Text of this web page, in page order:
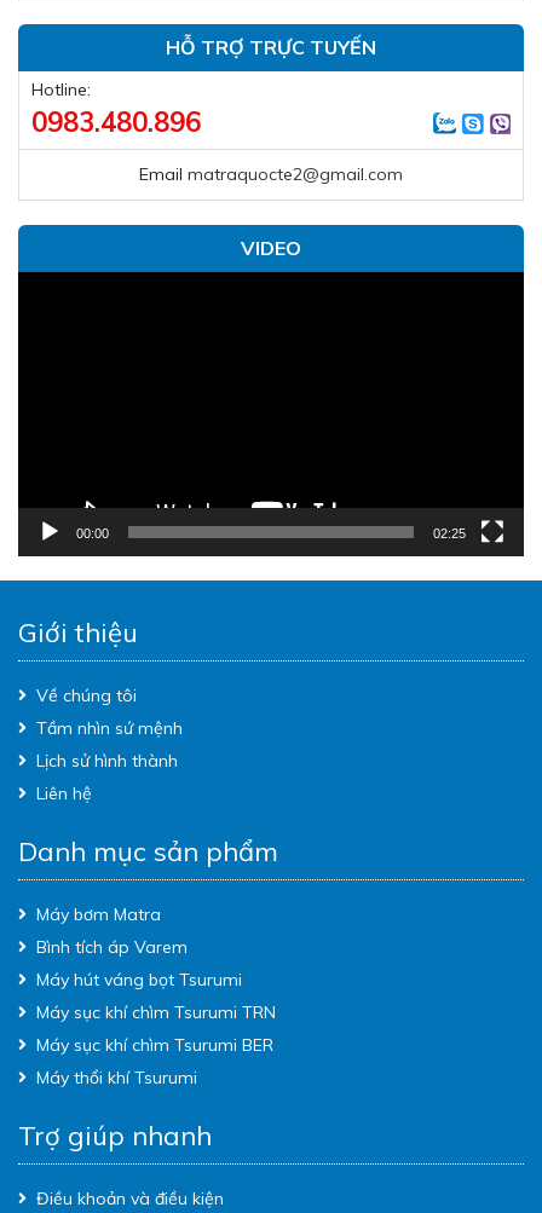
HỖ TRỢ TRỰC TUYẾN
Hotline:
0983.480.896
Email matraquocte2@gmail.com
VIDEO
00:00 02:25
Giới thiệu
Về chúng tôi
Tầm nhìn sứ mệnh
Lịch sử hình thành
Liên hệ
Danh mục sản phẩm
Máy bơm Matra
Bình tích áp Varem
Máy hút váng bọt Tsurumi
Máy sục khí chìm Tsurumi TRN
Máy sục khí chìm Tsurumi BER
Máy thổi khí Tsurumi
Trợ giúp nhanh
Điều khoản và điều kiện